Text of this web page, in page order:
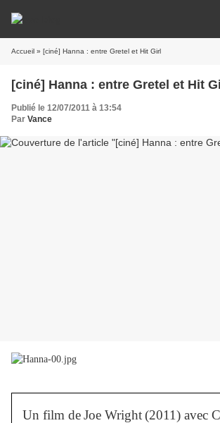
Accueil » [ciné] Hanna : entre Gretel et Hit Girl
[ciné] Hanna : entre Gretel et Hit
Publié le 12/07/2011 à 13:54
Par Vance
Un film de Joe Wright (2011) avec